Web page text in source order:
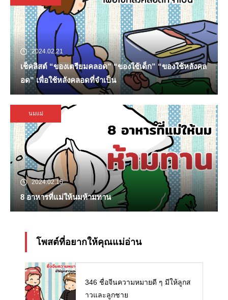
2024.02.21
เช็คลิสต์ “ของเตรียมคลอด” “ของใช้เด็ก” “ของใช้หลังคล
อด” เพื่อใช้หลังคลอดที่จำเป็น
นมแม่
2024.02.15
8 อาหารที่แม่ให้นมห้ามทาน
โพสต์ที่อยากให้คุณแม่อ่าน
346 ชื่อจีนความหมายดี ๆ มีให้ลูกส
าวและลูกชาย